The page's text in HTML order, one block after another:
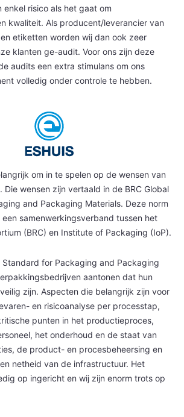
enkel risico als het gaat om
kwaliteit. Als producent/leverancier van
etiketten worden wij dan ook zeer
klanten ge-audit. Voor ons zijn deze
audits een extra stimulans om ons
volledig onder controle te hebben.
om in te spelen op de wensen van
Die wensen zijn vertaald in de BRC Global
and Packaging Materials. Deze norm
samenwerkingsverband tussen het
(BRC) en Institute of Packaging (IoP).
Standard for Packaging and Packaging
aantonen dat hun
zijn. Aspecten die belangrijk zijn voor
en risicoanalyse per processtap,
punten in het productieproces,
het onderhoud en de staat van
de product- en procesbeheersing en
netheid van de infrastructuur. Het
op ingericht en wij zijn enorm trots op